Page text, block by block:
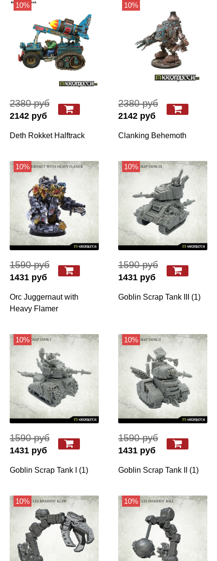
10%
2380 руб
2142 руб
Deth Rokket Halftrack
10%
2380 руб
2142 руб
Clanking Behemoth
10%
1590 руб
1431 руб
Orc Juggernaut with
Heavy Flamer
10%
1590 руб
1431 руб
Goblin Scrap Tank III (1)
10%
1590 руб
1431 руб
Goblin Scrap Tank I (1)
10%
1590 руб
1431 руб
Goblin Scrap Tank II (1)
10% 10%